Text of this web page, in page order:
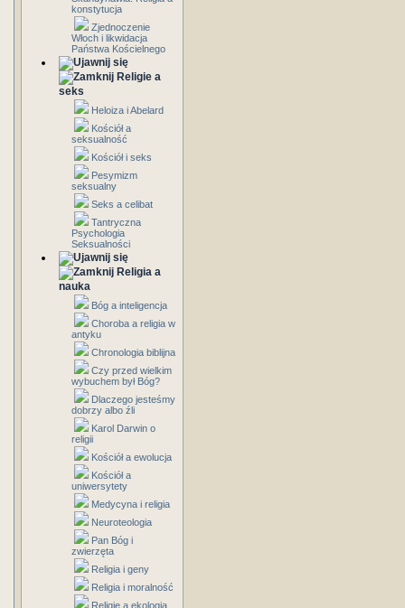
konstytucja
Zjednoczenie
Włoch i likwidacja
Państwa Kościelnego
Religie a
seks
Heloiza i Abelard
Kościół a
seksualność
Kościół i seks
Pesymizm
seksualny
Seks a celibat
Tantryczna
Psychologia
Seksualności
Religia a
nauka
Bóg a inteligencja
Choroba a religia w
antyku
Chronologia biblijna
Czy przed wielkim
wybuchem był Bóg?
Dlaczego jesteśmy
dobrzy albo źli
Karol Darwin o
religii
Kościół a ewolucja
Kościół a
uniwersytety
Medycyna i religia
Neuroteologia
Pan Bóg i
zwierzęta
Religia i geny
Religia i moralność
Religie a ekologia